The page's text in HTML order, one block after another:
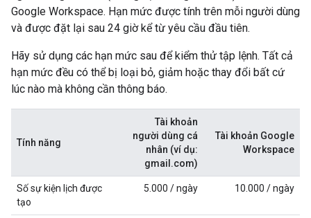
Google Workspace. Hạn mức được tính trên mỗi người dùng
và được đặt lại sau 24 giờ kể từ yêu cầu đầu tiên.
Hãy sử dụng các hạn mức sau để kiểm thử tập lệnh. Tất cả
hạn mức đều có thể bị loại bỏ, giảm hoặc thay đổi bất cứ
lúc nào mà không cần thông báo.
Tính năng
Tài khoản
người dùng cá
nhân (ví dụ:
gmail.com)
Tài khoản Google
Workspace
Số sự kiện lịch được
tạo
5.000 / ngày 10.000 / ngày